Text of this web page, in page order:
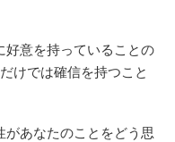
意を持っていることの
けでは確信を持つこと
あなたのことをどう思